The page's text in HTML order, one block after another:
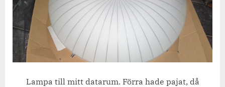
Lampa till mitt datarum. Förra hade pajat, då